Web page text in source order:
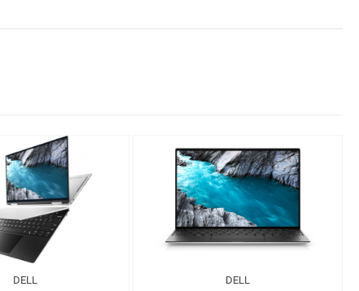
DELL DELL